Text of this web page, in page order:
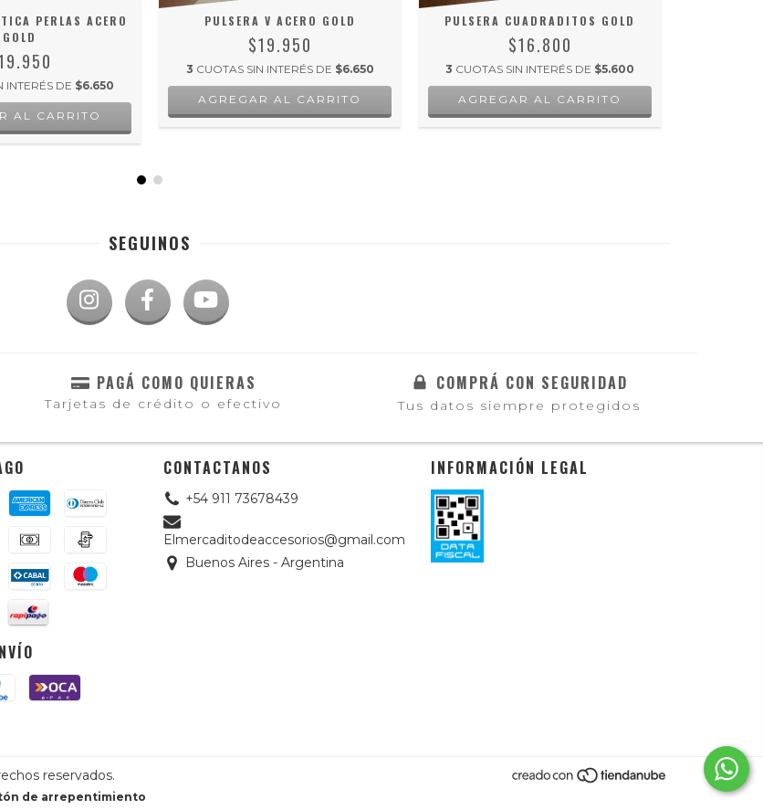
PERLAS ACERO
GOLD
INTERÉS DE $6.650
PULSERA V ACERO GOLD
$19.950
3 CUOTAS SIN INTERÉS DE $6.650
PULSERA CUADRADITOS GOLD
$16.800
3 CUOTAS SIN INTERÉS DE $5.600
SEGUINOS
PAGÁ COMO QUIERAS
Tarjetas de crédito o efectivo
COMPRÁ CON SEGURIDAD
Tus datos siempre protegidos
CONTACTANOS
+54 911 73678439
Elmercaditodeaccesorios@gmail.com
Buenos Aires - Argentina
INFORMACIÓN LEGAL
reservados.
de arrepentimiento